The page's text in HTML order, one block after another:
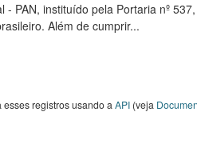
- PAN, instituído pela Portaria nº
Além de cumprir...
registros usando a API(veja